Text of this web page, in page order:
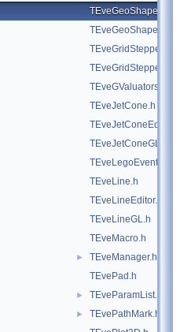
TEveGeoShape.h
TEveGeoShapeExtract.h
TEveGridStepper.h
TEveGridStepperEditor.h
TEveGValuators.h
TEveJetCone.h
TEveJetConeEditor.h
TEveJetConeGL.h
TEveLegoEventHandler.h
TEveLine.h
TEveLineEditor.h
TEveLineGL.h
TEveMacro.h
►
TEveManager.h
TEvePad.h
► TEveParamList.h
►
TEvePathMark.h